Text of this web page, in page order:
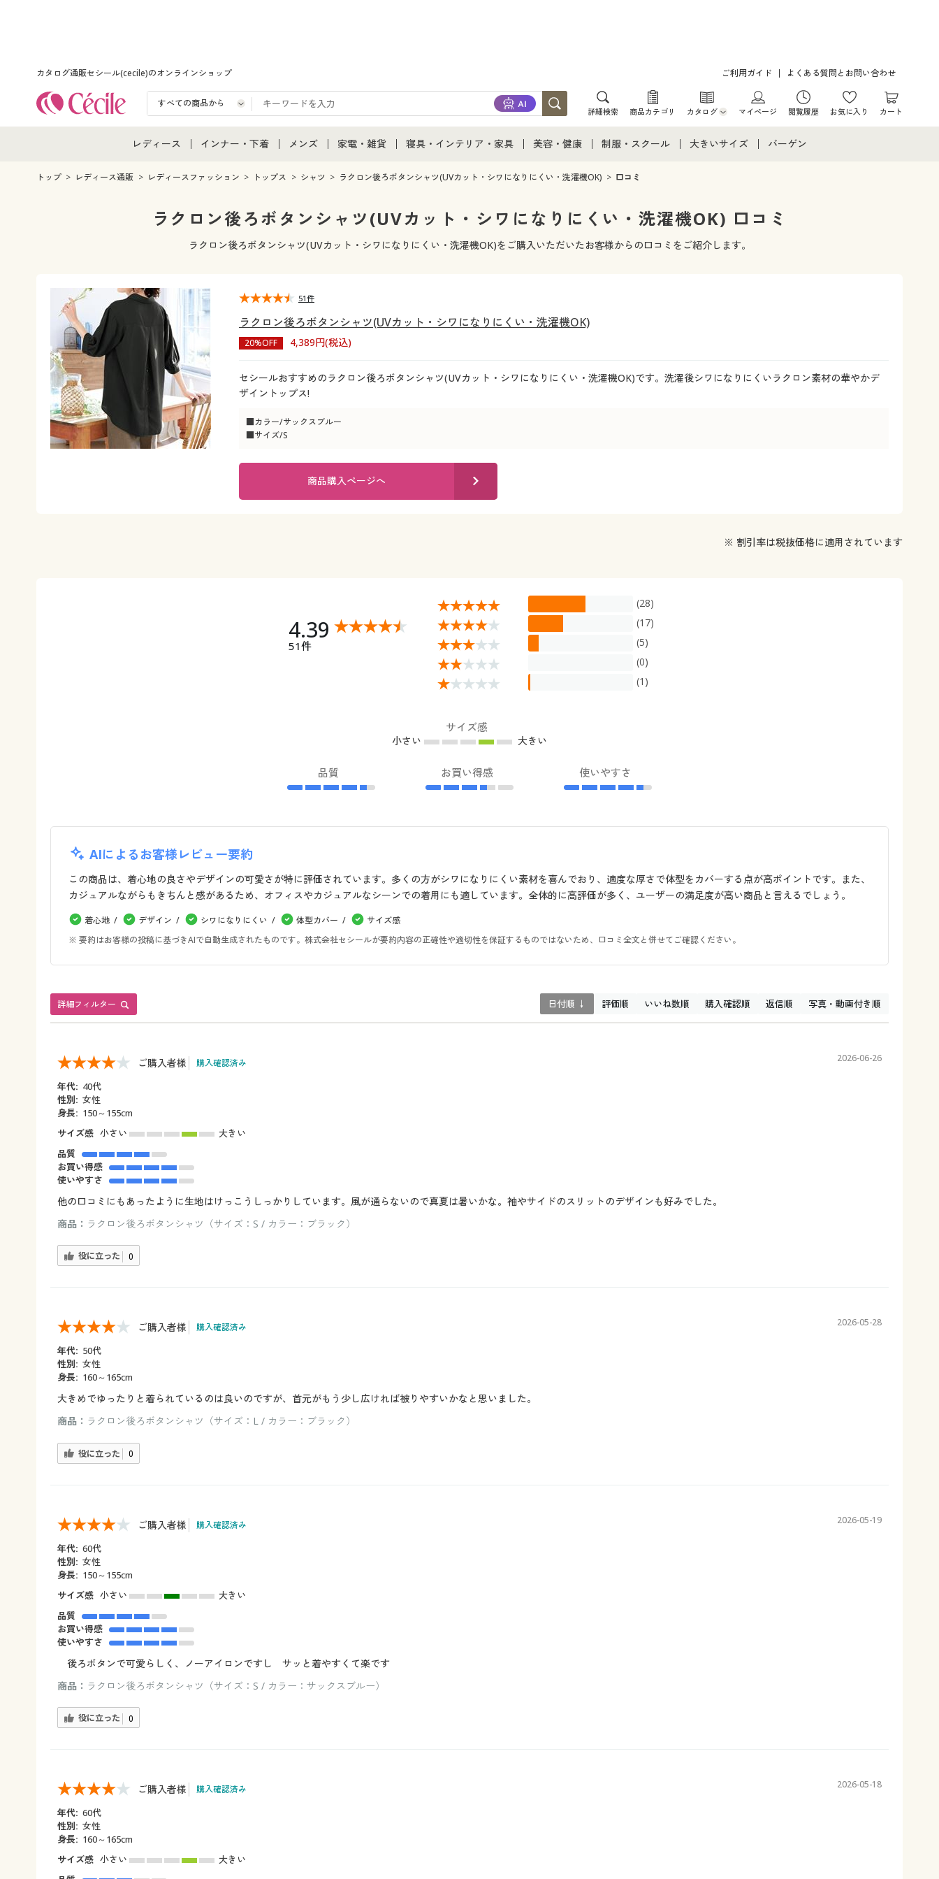
カタログ通販セシール(cecile)のオンラインショップ ご利用ガイド よくある質問とお問い合わせ
詳細検索 商品カテゴリ カタログ
カタログ・チラシからのご注文
マイページ 閲覧履歴 お気に入り カート
レディース
レディース通販すべて
レディースファッション
インナー・下着
インナー・下着通販すべて
女性下着
メンズ下着
メンズ
メンズ通販すべて
メンズ下着
家電・雑貨
家電・雑貨すべて
キッチン・雑貨・日用品
寝具・インテリア・家具
寝具・インテリア・家具通販すべて
家具・収納
寝具・ベッド
美容・健康
美容・健康通販すべて
美容・健康・サプリメント
制服・スクール
制服・スクールすべて
制服・学生服
ジュニア・ティーンズ下着
大きいサイズ
大きいサイズ レディース服
大きいサイズ レディース下着
バーゲン
シークレットセール
トップ レディース通販 レディースファッション トップス シャツ ラクロン後ろボタンシャツ(UVカット・シワになりにくい・洗濯機OK) 口コミ
ラクロン後ろボタンシャツ(UVカット・シワになりにくい・洗濯機OK) 口コミ
ラクロン後ろボタンシャツ(UVカット・シワになりにくい・洗濯機OK)をご購入いただいたお客様からの口コミをご紹介します。
ラクロン後ろボタンシャツ(UVカット・シワになりにくい・洗濯機OK)
20%OFF 4,389円(税込)
セシールおすすめのラクロン後ろボタンシャツ(UVカット・シワになりにくい・洗濯機OK)です。洗濯後シワになりにくいラクロン素材の華やかデ
ザイントップス!
■カラー/サックスブルー
■サイズ/S
51件
商品購入ページへ
※ 割引率は税抜価格に適用されています
4.39
51件
(28)
(17)
(5)
(0)
(1)
サイズ感
小さい 大きい
品質 お買い得感 使いやすさ
AIによるお客様レビュー要約
この商品は、着心地の良さやデザインの可愛さが特に評価されています。多くの方がシワになりにくい素材を喜んでおり、適度な厚さで体型をカバーする点が高ポイントです。また、
カジュアルながらもきちんと感があるため、オフィスやカジュアルなシーンでの着用にも適しています。全体的に高評価が多く、ユーザーの満足度が高い商品と言えるでしょう。
着心地 デザイン シワになりにくい 体型カバー
サイズ感
※ 要約はお客様の投稿に基づきAIで自動生成されたものです。株式会社セシールが要約内容の正確性や適切性を保証するものではないため、口コミ全文と併せてご確認ください。
詳細フィルター 日付順 ↓ 評価順 いいね数順 購入確認順 返信順 写真・動画付き順
ご購入者様 購入確認済み 2026-06-26
年代: 40代
性別: 女性
身長: 150～155cm
サイズ感 小さい
大きい
品質
お買い得感
使いやすさ
他の口コミにもあったように生地はけっこうしっかりしています。風が通らないので真夏は暑いかな。袖やサイドのスリットのデザインも好みでした。
商品： ラクロン後ろボタンシャツ（サイズ：S / カラー：ブラック）
役に立った 0
ご購入者様 購入確認済み 2026-05-28
年代: 50代
性別: 女性
身長: 160～165cm
大きめでゆったりと着られているのは良いのですが、首元がもう少し広ければ被りやすいかなと思いました。
商品： ラクロン後ろボタンシャツ（サイズ：L / カラー：ブラック）
役に立った 0
ご購入者様 購入確認済み 2026-05-19
年代: 60代
性別: 女性
身長: 150～155cm
サイズ感 小さい
大きい
品質
お買い得感
使いやすさ
後ろボタンで可愛らしく、ノーアイロンですし サッと着やすくて楽です
商品： ラクロン後ろボタンシャツ（サイズ：S / カラー：サックスブルー）
役に立った 0
ご購入者様 購入確認済み 2026-05-18
年代: 60代
性別: 女性
身長: 160～165cm
サイズ感 小さい
大きい